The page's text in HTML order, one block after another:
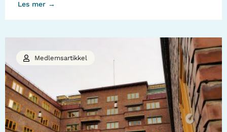
Les mer →
Medlemsartikkel